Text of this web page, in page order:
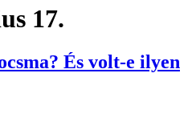
17.
És volt-e ilyen